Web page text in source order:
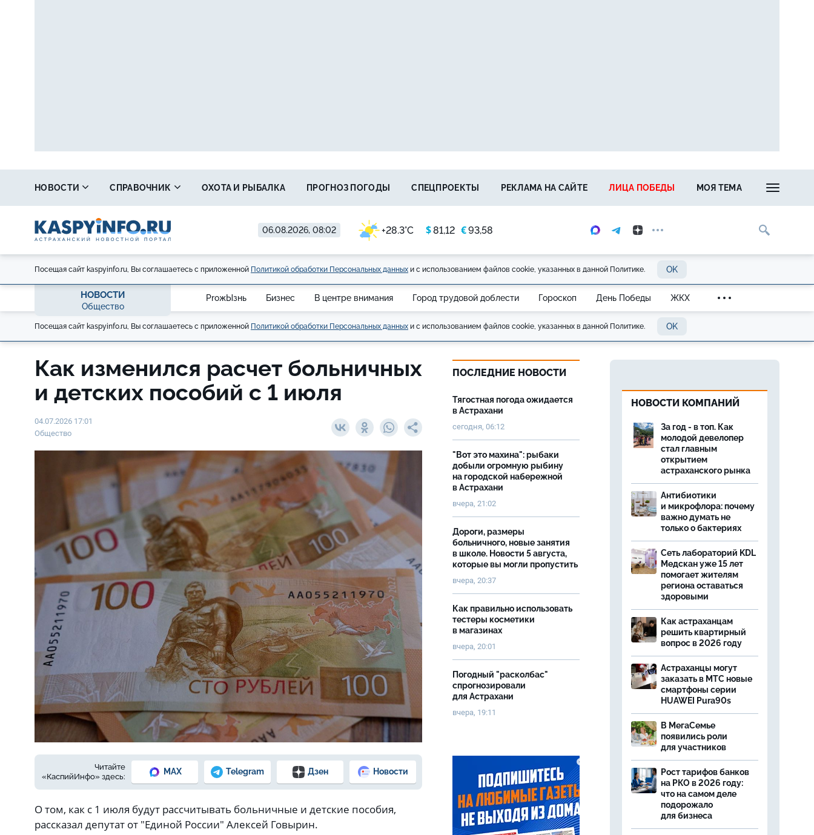
06.08.2026, 08:02 +28.3°C $81,12 €93,58
НОВОСТИ СПРАВОЧНИК ОХОТА И РЫБАЛКА ПРОГНОЗ ПОГОДЫ СПЕЦПРОЕКТЫ РЕКЛАМА НА САЙТЕ ЛИЦА ПОБЕДЫ МОЯ ТЕМА
Посещая сайт kaspyinfo.ru, Вы соглашаетесь с приложенной Политикой обработки Персональных данных и с использованием файлов cookie, указанных в данной Политике. OK
НОВОСТИ
Общество
ProжЫзнь Бизнес В центре внимания Город трудовой доблести Гороскоп День Победы ЖКХ
Посещая сайт kaspyinfo.ru, Вы соглашаетесь с приложенной Политикой обработки Персональных данных и с использованием файлов cookie, указанных в данной Политике. OK
Как изменился расчет больничных
и детских пособий с 1 июля
04.07.2026 17:01
Общество
Фото: Елены Зимней
Читайте
«КаспийИнфо» здесь:
MAX Telegram Дзен Новости
О том, как с 1 июля будут рассчитывать больничные и детские пособия,
рассказал депутат от "Единой России" Алексей Говырин.
ПОСЛЕДНИЕ НОВОСТИ
Тягостная погода ожидается
в Астрахани
сегодня, 06:12
"Вот это махина": рыбаки
добыли огромную рыбину
на городской набережной
в Астрахани
вчера, 21:02
Дороги, размеры
больничного, новые занятия
в школе. Новости 5 августа,
которые вы могли пропустить
вчера, 20:37
Как правильно использовать
тестеры косметики
в магазинах
вчера, 20:01
Погодный "расколбас"
спрогнозировали
для Астрахани
вчера, 19:11
НОВОСТИ КОМПАНИЙ
За год - в топ. Как
молодой девелопер
стал главным
открытием
астраханского рынка
Антибиотики
и микрофлора: почему
важно думать не
только о бактериях
Сеть лабораторий KDL
Медскан уже 15 лет
помогает жителям
региона оставаться
здоровыми
Как астраханцам
решить квартирный
вопрос в 2026 году
Астраханцы могут
заказать в МТС новые
смартфоны серии
HUAWEI Pura90s
В МегаСемье
появились роли
для участников
Рост тарифов банков
на РКО в 2026 году:
что на самом деле
подорожало
для бизнеса